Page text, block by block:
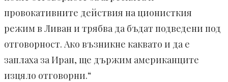
провокативните действия на ционисткия
режим в Ливан и трябва да бъдат подведени под
отговорност. Ако възникне каквато и да е
заплаха за Иран, ще държим американците
изцяло отговорни.“